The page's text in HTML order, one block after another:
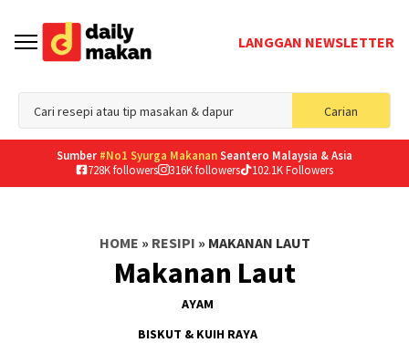
LANGGAN NEWSLETTER
Carian
for:
Sumber #No1 Syurga MakananSeantero Malaysia & Asia
728K followers
316K followers 102.1K Followers
HOME » RESIPI » MAKANAN LAUT
Makanan Laut
AYAM
BISKUT & KUIH RAYA